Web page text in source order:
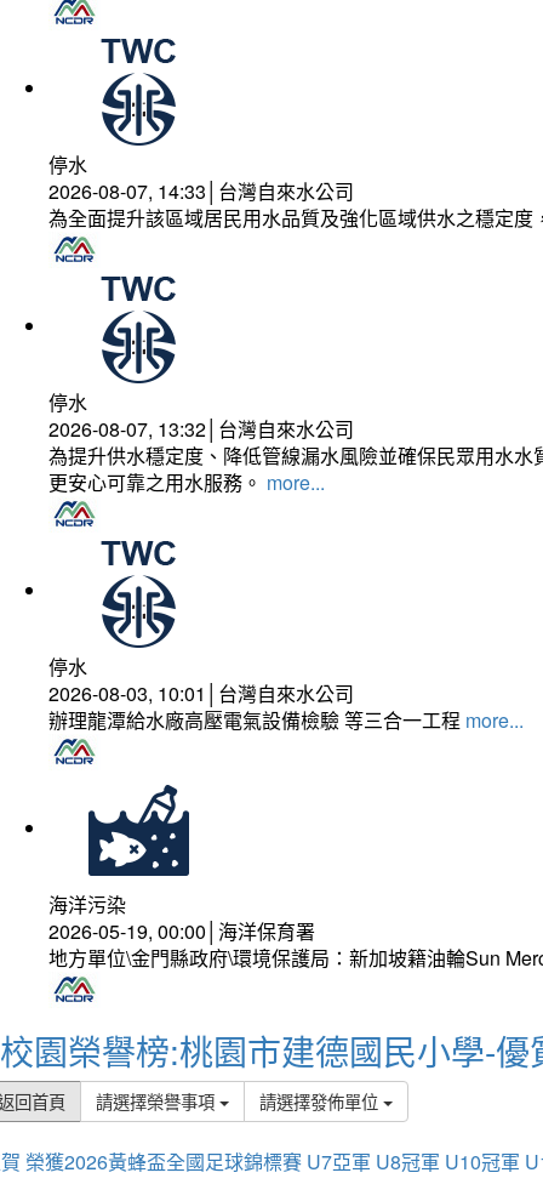
停水
2026-08-07, 14:33│台灣自來水公司
為全面提升該區域居民用水品質及強化區域供水之穩定
停水
2026-08-07, 13:32│台灣自來水公司
為提升供水穩定度、降低管線漏水風險並確保民眾用水
更安心可靠之用水服務。 more...
停水
2026-08-03, 10:01│台灣自來水公司
辦理龍潭給水廠高壓電氣設備檢驗 等三合一工程 more...
海洋污染
2026-05-19, 00:00│海洋保育署
地方單位\金門縣政府\環境保護局：新加坡籍油輪Sun
校園榮譽榜:桃園市建德國民小學-優
回首頁 請選擇榮譽事項 請選擇發佈單位
榮獲2026黃蜂盃全國足球錦標賽 U7亞軍 U8冠軍 U10冠軍